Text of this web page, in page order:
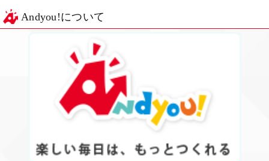
Andyou!について